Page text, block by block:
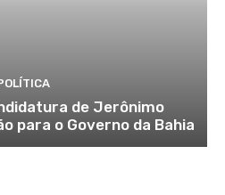
de Jerônimo
para o Governo da Bahia